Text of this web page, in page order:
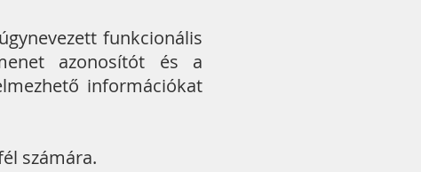
funkcionális
azonosítót és a
információkat
számára.